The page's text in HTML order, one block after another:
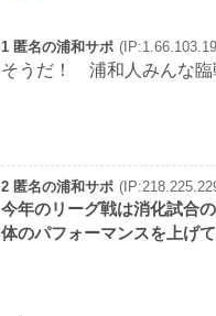
1 匿名の浦和サポ
そうだ！ 浦和人みんな臨
2 匿名の浦和サポ
今年のリーグ戦は消化試合
体のパフォーマンスを上げ